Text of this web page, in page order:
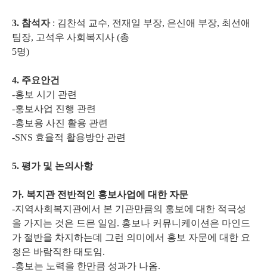
3. 참석자: 김찬석 교수, 전재일 부장, 은신애 부장, 최선애
팀장, 고석우 사회복지사 (총
5명)
4. 주요안건
-홍보 시기 관련
-홍보사업 진행 관련
-홍보용 사진 활용 관련
-SNS 효율적 활용방안 관련
5. 평가 및 논의사항
가. 복지관 전반적인 홍보사업에 대한 자문
-지역사회복지관에서 본 기관만큼의 홍보에 대한 적극성
을 가지는 것은 드믄 일임. 홍보나 커뮤니케이션은 마인드
가 절반을 차지하는데 그런 의미에서 홍보 자문에 대한 요
청은 바람직한 태도임.
-홍보는 노력을 한만큼 성과가 나옴.